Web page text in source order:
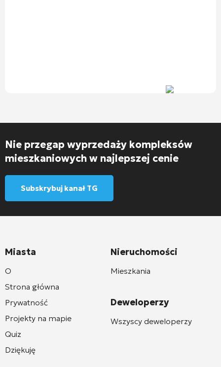
Nie przegap wyprzedaży kompleksów
mieszkaniowych w najlepszej cenie
Subskrybuj kanał TG
Miasta
O
Strona główna
Prywatność
Projekty na mapie
Quiz
Dziękuję
Nieruchomości
Mieszkania
Deweloperzy
Wszyscy deweloperzy